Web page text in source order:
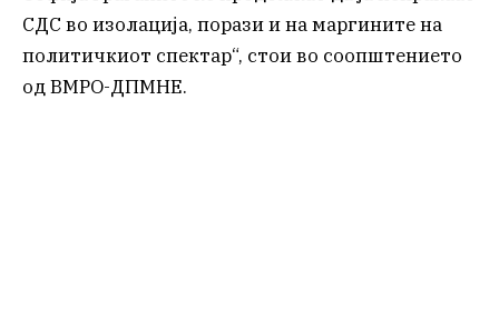
СДС во изолација, порази и на маргините на
политичкиот спектар“, стои во соопштението
од ВМРО-ДПМНЕ.